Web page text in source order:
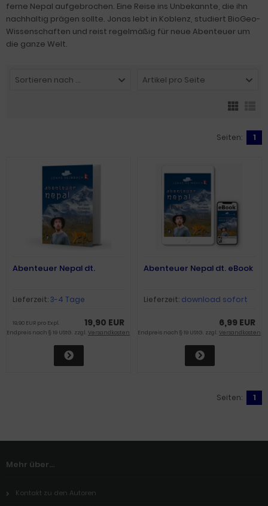
ferne Nepal aufgebrochen. Eine Reise ins Unbekannte, die ihn
nachhaltig prägen sollte. Jonas lebt in Koblenz, studiert BioGeo-
Wissenschaften und reist regelmäßig für neue Abenteuer um
die ganze Welt.
Sortieren nach ... Artikel pro Seite
Seiten: 1
Abenteuer Nepal dt.
Lieferzeit:3-4 Tage
19,90 EUR
19,90 EUR pro Expl.
Endpreis nach § 19 UStG. zzgl. Versandkosten
Abenteuer Nepal dt. eBook
Lieferzeit: download sofort
6,99 EUR
Endpreis nach § 19 UStG. zzgl. Versandkosten
Seiten: 1
Mehr über...
Kontakt zu den Autoren